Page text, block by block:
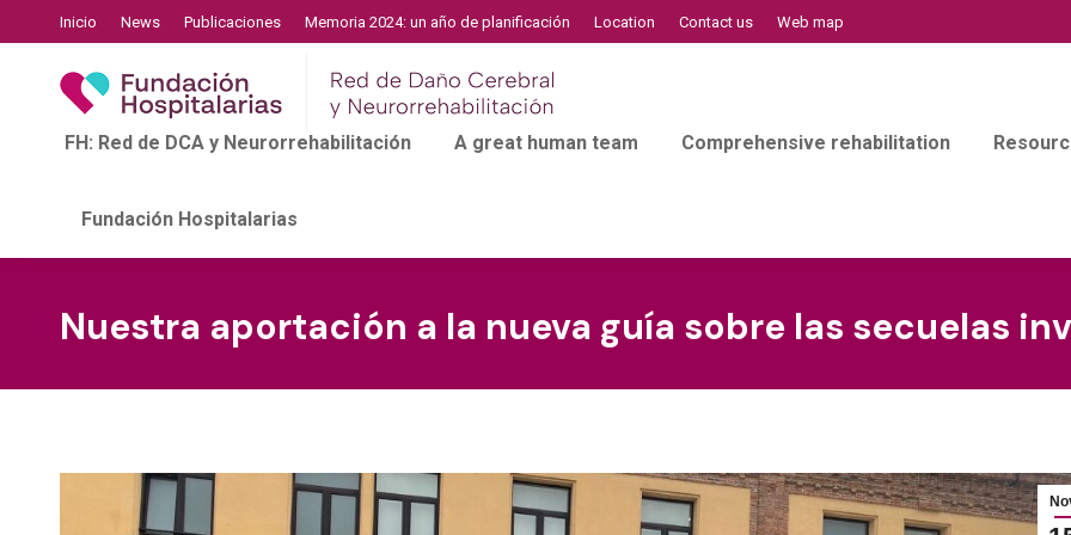
Inicio News Publicaciones Memoria 2024: un año de planificación Location Contact us Web map
FH: Red de DCA y Neurorrehabilitación A great human team Comprehensive rehabilitation
Fundación Hospitalarias
Nuestra aportación a la nueva guía sobre las secuelas